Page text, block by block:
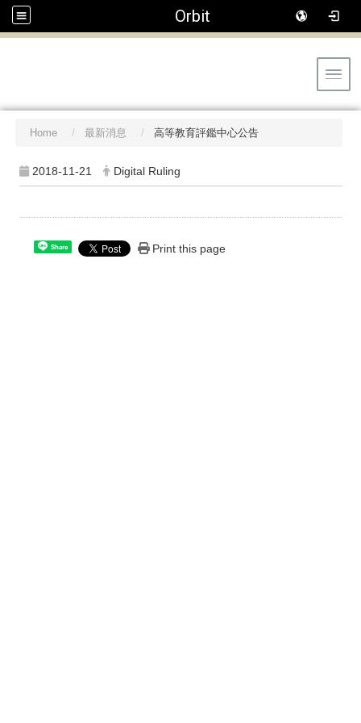
Orbit
Home 最新消息 高等教育評鑑中心公告
2018-11-21 Digital Ruling
Share Print this page